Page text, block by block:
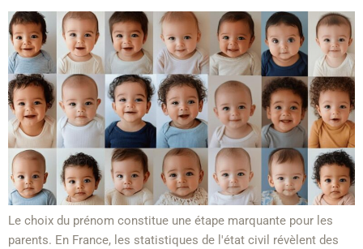
Le choix du prénom constitue une étape marquante pour les
parents. En France, les statistiques de l'état civil révèlent des